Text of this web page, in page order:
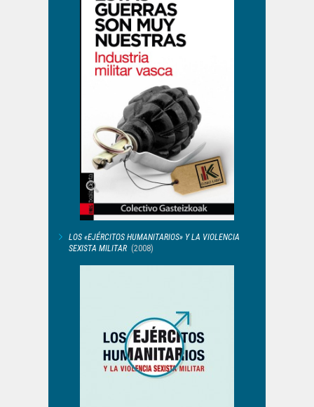
LOS «EJÉRCITOS HUMANITARIOS» Y LA VIOLENCIA
SEXISTA MILITAR (2008)